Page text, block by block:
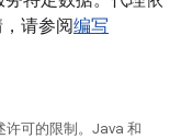
请参阅编写
许可的限制。Java 和